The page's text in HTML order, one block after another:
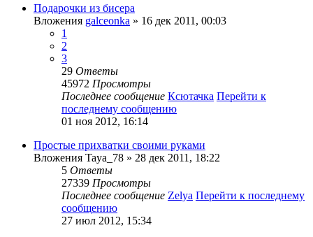
Подарочки из бисера
Вложения galceonka » 16 дек 2011, 00:03
1
2
3
29 Ответы
45972 Просмотры
Последнее сообщение Ксютачка Перейти к
последнему сообщению
01 ноя 2012, 16:14
Простые прихватки своими руками
Вложения Taya_78 » 28 дек 2011, 18:22
5 Ответы
27339 Просмотры
Последнее сообщение Zelya Перейти к последнему
сообщению
27 июл 2012, 15:34